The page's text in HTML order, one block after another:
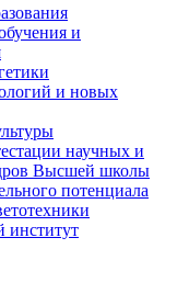
и
и новых
научных и
Высшей школы
потенциала
институт